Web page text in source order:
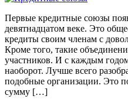
Первые кредитные союзы
девятнадцатом веке. Это
кредиты своим членам с
Кроме того, такие
участников. И с каждым
наоборот. Лучше всего
подобные организации. Это
сумму […]